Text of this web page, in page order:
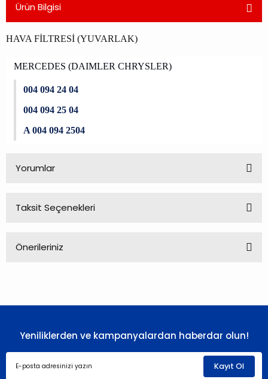
Ürün Bilgisi
HAVA FİLTRESİ (YUVARLAK)
MERCEDES (DAIMLER CHRYSLER)
004 094 24 04
004 094 25 04
A 004 094 2504
Yorumlar
Taksit Seçenekleri
Önerileriniz
Ürün resmi kalitesiz, bozuk veya görüntülenemiyor.
Yeniliklerden ve kampanyalardan haberdar olun!
Kayıt Ol